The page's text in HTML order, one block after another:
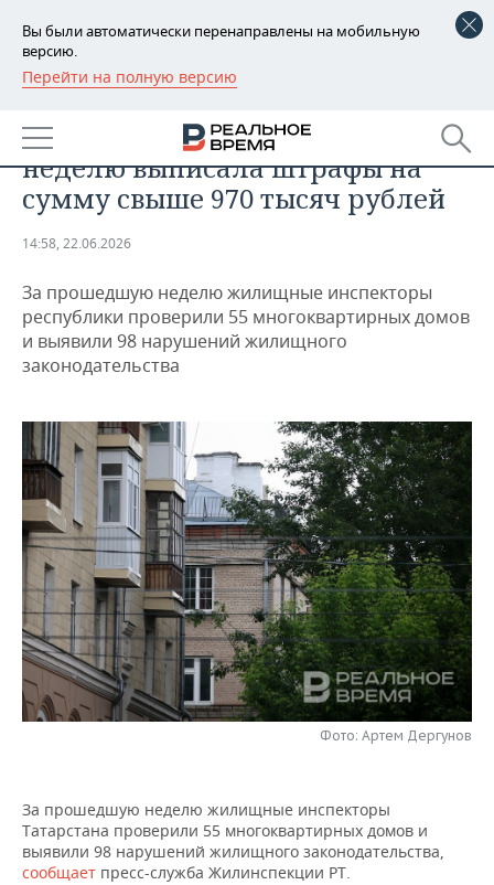
Вы были автоматически перенаправлены на мобильную
версию.
Перейти на полную версию
РЕГИОНЫ
БАШКОРТОСТАН
ТАТАРСТАН
НОВОСТИ
АНАЛИТИКА
ДЕКЛАРАЦИИ О ДОХОДАХ
КОРОЛИ ГОСЗАКАЗА ПФО
КОМУ ПРИНАДЛЕЖАТ
ТОРГОВЫЕ ЦЕНТРЫ
ТАТАРСТАНА
НОВОСТИ ЭКОНОМИКИ
ФИНАНСЫ
БЮДЖЕТ
ИНВЕСТИЦИИ
ПРОМЫШЛЕННОСТЬ
НОВОСТИ
ПРОМЫШЛЕННОСТИ
МАШИНОСТРОЕНИЕ
НЕФТЕХИМИЯ
НЕФТЬ
ОПК
ЭНЕРГЕТИКА
НЕДВИЖИМОСТЬ
НОВОСТИ АВТО
БИЗНЕС
НОВОСТИ БИЗНЕСА
РОЗНИЧНАЯ ТОРГОВЛЯ
ТРАНСПОРТ
УСЛУГИ
ТЕХНОЛОГИИ
НОВОСТИ ТЕХНОЛОГИЙ
IT
МЕДИА
ТЕЛЕКОММУНИКАЦИИ
МЕРОПРИЯТИЯ
НОВОСТИ МЕРОПРИЯТИЙ
ВЫЕЗДНАЯ РЕДАКЦИЯ
БИЗНЕС-БРАНЧИ
СПОРТ
НОВОСТИ СПОРТА
ФУТБОЛ
ВОЛЕЙБОЛ
ОБЩЕСТВО
НОВОСТИ ОБЩЕСТВА
ИСТОРИЯ
ФОТОГАЛЕРЕЯ
СПИСОК ПЕРСОН
ПОЛНАЯ ВЕРСИЯ
Жилинспекция Татарстана за
неделю выписала штрафы на
сумму свыше 970 тысяч рублей
14:58, 22.06.2026
За прошедшую неделю жилищные инспекторы
республики проверили 55 многоквартирных домов
и выявили 98 нарушений жилищного
законодательства
Фото: Артем Дергунов
За прошедшую неделю жилищные инспекторы
Татарстана проверили 55 многоквартирных домов и
выявили 98 нарушений жилищного законодательства,
сообщает пресс-служба Жилинспекции РТ.